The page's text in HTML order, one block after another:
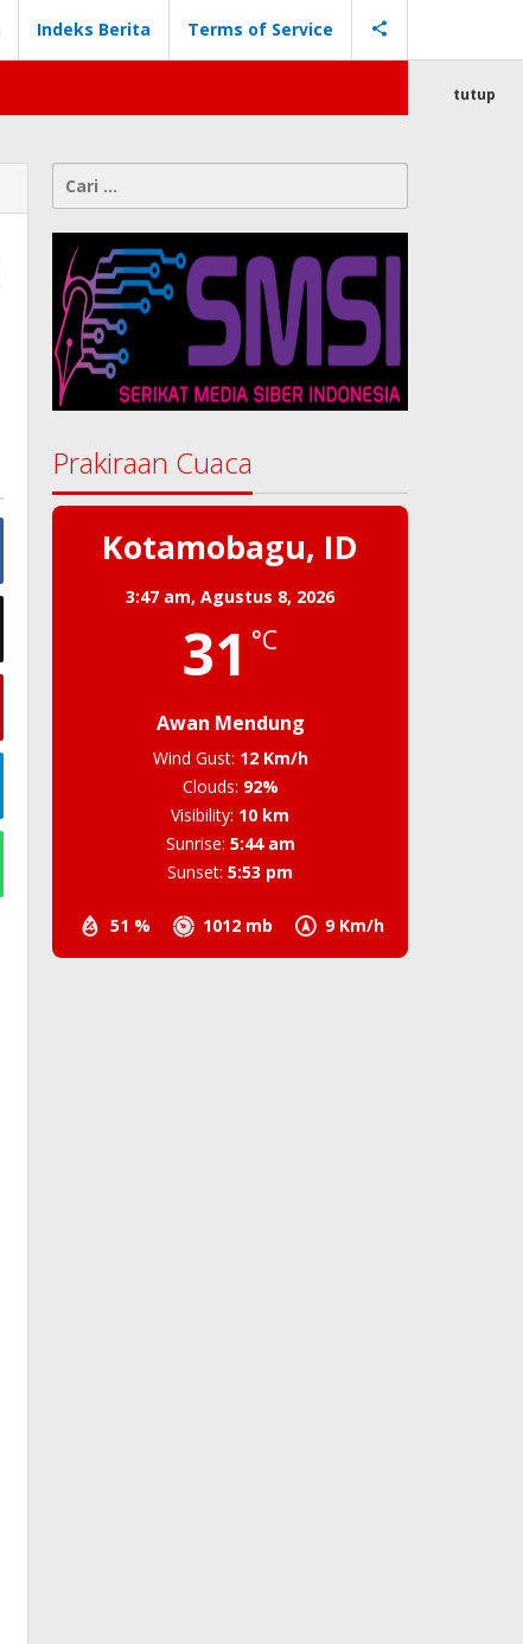
Indeks Berita Terms of Service
tutup
Cari
untuk:
Prakiraan Cuaca
Kotamobagu, ID
3:47 am,Agustus 8, 2026
31 °C
Awan Mendung
51 % 1012 mb 9 Km/h
Wind Gust: 12 Km/h
Clouds: 92%
Visibility: 10 km
Sunrise: 5:44 am
Sunset: 5:53 pm